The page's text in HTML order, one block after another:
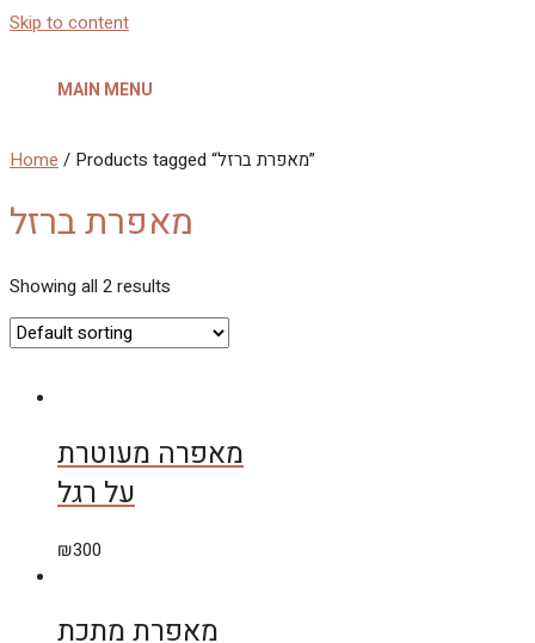
Skip to content
MAIN MENU
Home / Products tagged “מאפרת ברזל”
מאפרת ברזל
Showing all 2 results
מאפרה מעוטרת
על רגל
₪300
מאפרת מתכת